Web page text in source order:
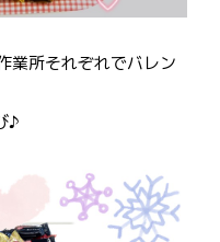
業所それぞれでバレン
♪